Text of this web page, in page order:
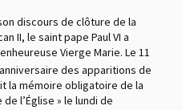
discours de clôture de la
II, le saint pape Paul VI a
Vierge Marie. Le 11
anniversaire des apparitions de
la mémoire obligatoire de la
l’Église » le lundi de